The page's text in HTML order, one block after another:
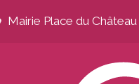
Mairie Place du